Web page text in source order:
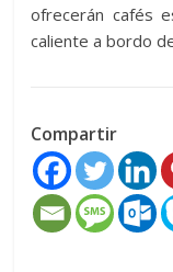
ofrecerán cafés
caliente a bordo
Compartir